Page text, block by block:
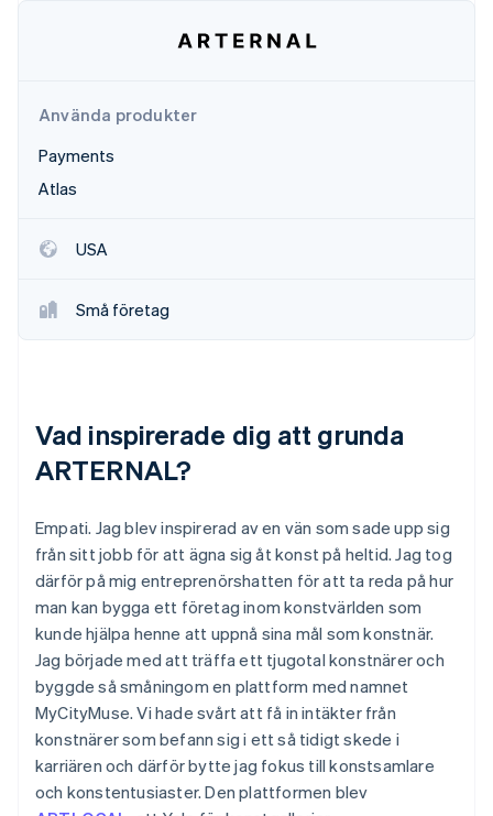
Använda produkter
Payments
Atlas
USA
Små företag
Vad inspirerade dig att grunda
ARTERNAL?
Empati. Jag blev inspirerad av en vän som sade upp sig
från sitt jobb för att ägna sig åt konst på heltid. Jag tog
därför på mig entreprenörshatten för att ta reda på hur
man kan bygga ett företag inom konstvärlden som
kunde hjälpa henne att uppnå sina mål som konstnär.
Jag började med att träffa ett tjugotal konstnärer och
byggde så småningom en plattform med namnet
MyCityMuse. Vi hade svårt att få in intäkter från
konstnärer som befann sig i ett så tidigt skede i
karriären och därför bytte jag fokus till konstsamlare
och konstentusiaster. Den plattformen blev